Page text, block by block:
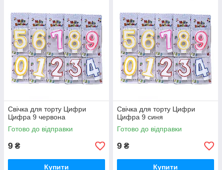
Свічка для торту Цифри
Цифра 9 червона
Готово до відправки
9 ₴
Купити
Свічка для торту Цифри
Цифра 9 синя
Готово до відправки
9 ₴
Купити